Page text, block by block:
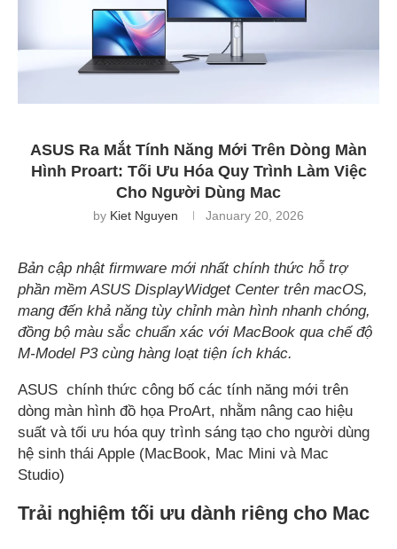
ASUS Ra Mắt Tính Năng Mới Trên Dòng Màn
Hình Proart: Tối Ưu Hóa Quy Trình Làm Việc
Cho Người Dùng Mac
by Kiet Nguyen January 20, 2026
Bản cập nhật firmware mới nhất chính thức hỗ trợ
phần mềm ASUS DisplayWidget Center trên macOS,
mang đến khả năng tùy chỉnh màn hình nhanh chóng,
đồng bộ màu sắc chuẩn xác với MacBook qua chế độ
M-Model P3 cùng hàng loạt tiện ích khác.
ASUS chính thức công bố các tính năng mới trên
dòng màn hình đồ họa ProArt, nhằm nâng cao hiệu
suất và tối ưu hóa quy trình sáng tạo cho người dùng
hệ sinh thái Apple (MacBook, Mac Mini và Mac
Studio)
Trải nghiệm tối ưu dành riêng cho Mac